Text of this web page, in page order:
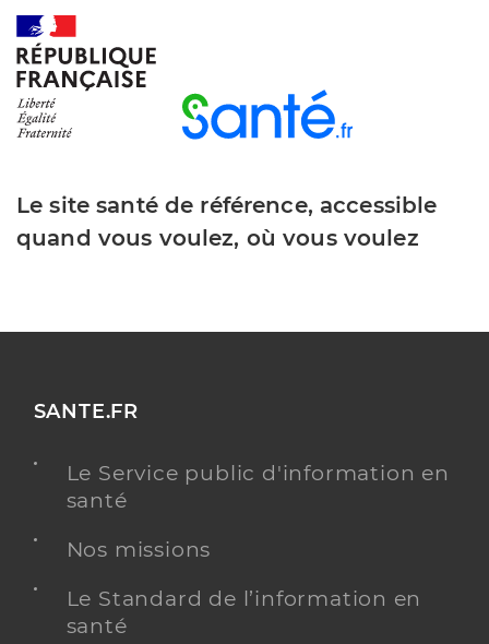
Le site santé de référence, accessible
quand vous voulez, où vous voulez
SANTE.FR
Le Service public d'information en
santé
Nos missions
Le Standard de l’information en
santé